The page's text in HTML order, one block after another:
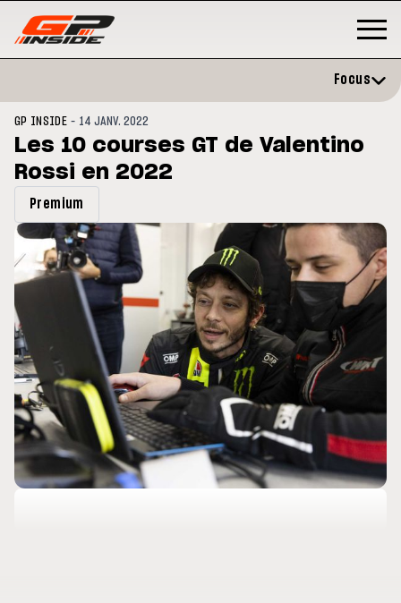
: Horaires et
du GP de Grande-
MOTO GP
Zarco évite l'opération et vise
retour en septembre
Focus
GP INSIDE - 14 JANV. 2022
Les 10 courses GT de Valentino
Rossi en 2022
Premium